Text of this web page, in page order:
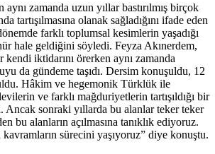
zamanda uzun yıllar bastırılmış birçok
tartışılmasına olanak sağladığını ifade eden
farklı toplumsal kesimlerin yaşadığı
hale geldiğini söyledi. Feyza Akınerdem,
iktidarını örerken aynı zamanda
da gündeme taşıdı. Dersim konuşuldu, 12
Hâkim ve hegemonik Türklük ile
ve farklı mağduriyetlerin tartışıldığı bir
Ancak sonraki yıllarda bu alanlar teker teker
bu alanların açılmasına tanıklık ediyoruz.
sürecini yaşıyoruz” diye konuştu.